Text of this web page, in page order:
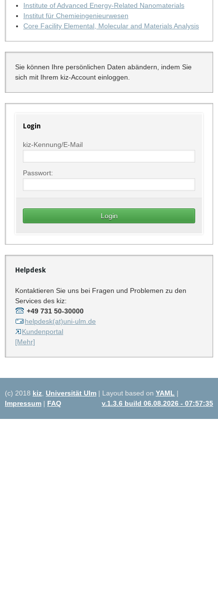
Institute of Advanced Energy-Related Nanomaterials
Institut für Chemieingenieurwesen
Core Facility Elemental, Molecular and Materials Analysis
Sie können Ihre persönlichen Daten abändern, indem Sie
sich mit Ihrem kiz-Account einloggen.
Login
kiz-Kennung/E-Mail
Passwort:
Helpdesk
Kontaktieren Sie uns bei Fragen und Problemen zu den
Services des kiz:
+49 731 50-30000
helpdesk(at)uni-ulm.de
Kundenportal
[Mehr]
(c) 2018 kiz Universität Ulm | Layout based on YAML |
Impressum | FAQ v.1.3.6 build 06.08.2026 - 07:57:35